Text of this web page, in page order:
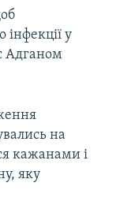
інфекції у
Адганом
на
кажанами і
яку